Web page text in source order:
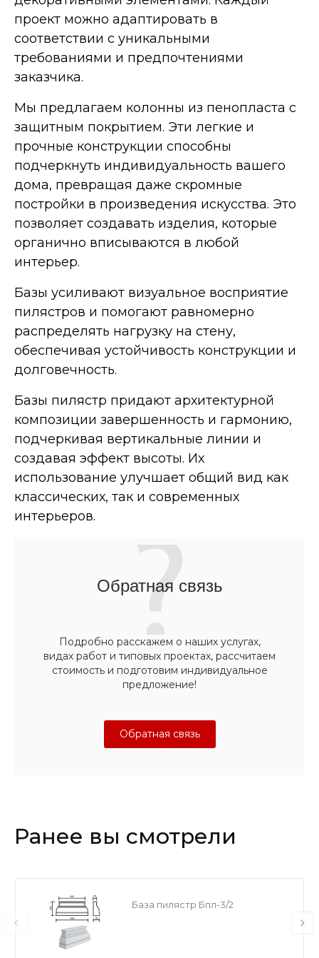
проект можно адаптировать в
соответствии с уникальными
требованиями и предпочтениями
заказчика.
Мы предлагаем колонны из пенопласта с
защитным покрытием. Эти легкие и
прочные конструкции способны
подчеркнуть индивидуальность вашего
дома, превращая даже скромные
постройки в произведения искусства. Это
позволяет создавать изделия, которые
органично вписываются в любой
интерьер.
Базы усиливают визуальное восприятие
пилястров и помогают равномерно
распределять нагрузку на стену,
обеспечивая устойчивость конструкции и
долговечность.
Базы пилястр придают архитектурной
композиции завершенность и гармонию,
подчеркивая вертикальные линии и
создавая эффект высоты. Их
использование улучшает общий вид как
классических, так и современных
интерьеров.
Обратная связь
Подробно расскажем о наших услугах,
видах работ и типовых проектах, рассчитаем
стоимость и подготовим индивидуальное
предложение!
Обратная связь
Ранее вы смотрели
База пилястр Бпл-3/2